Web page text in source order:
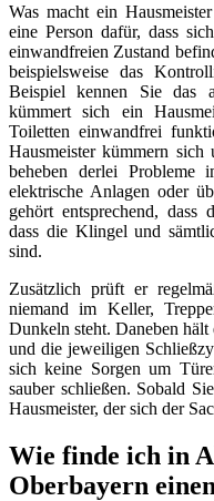
Was macht ein
eine Person dafür, dass
einwandfreien Zustand
beispielsweise das
Beispiel kennen Sie das
kümmert sich ein
Toiletten einwandfrei
Hausmeister kümmern
beheben derlei Probleme
elektrische Anlagen oder
gehört entsprechend, dass
dass die Klingel und
sind.
Zusätzlich prüft er
niemand im Keller,
Dunkeln steht. Daneben hält
und die jeweiligen
sich keine Sorgen um
sauber schließen. Sobald
Hausmeister, der sich der
Wie finde ich in
Oberbayern